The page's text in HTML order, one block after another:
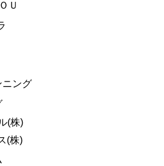
Ｕ
ニング
(株)
(株)